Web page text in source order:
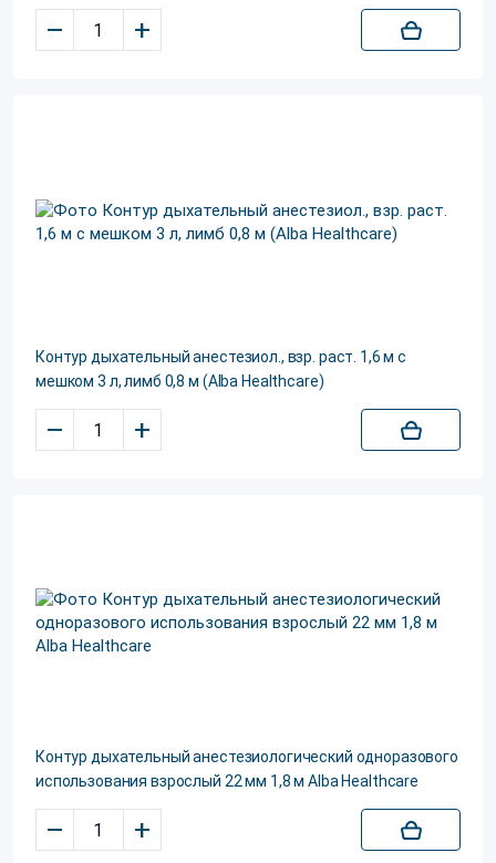
– +
Контур дыхательный анестезиол., взр. раст. 1,6 м с
мешком 3 л, лимб 0,8 м (Alba Healthcare)
– +
Контур дыхательный анестезиологический одноразового
использования взрослый 22 мм 1,8 м Alba Healthcare
– +